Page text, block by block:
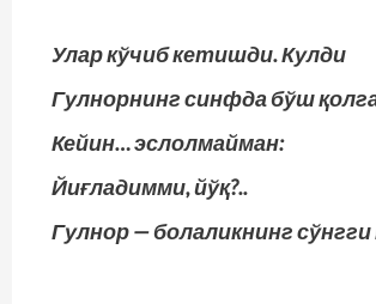
Улар кўчиб кетишди. Кулди
Гулнорнинг синфда бўш
Кейин… эслолмайман:
Йиғладимми, йўқ?..
Гулнор — болаликнинг